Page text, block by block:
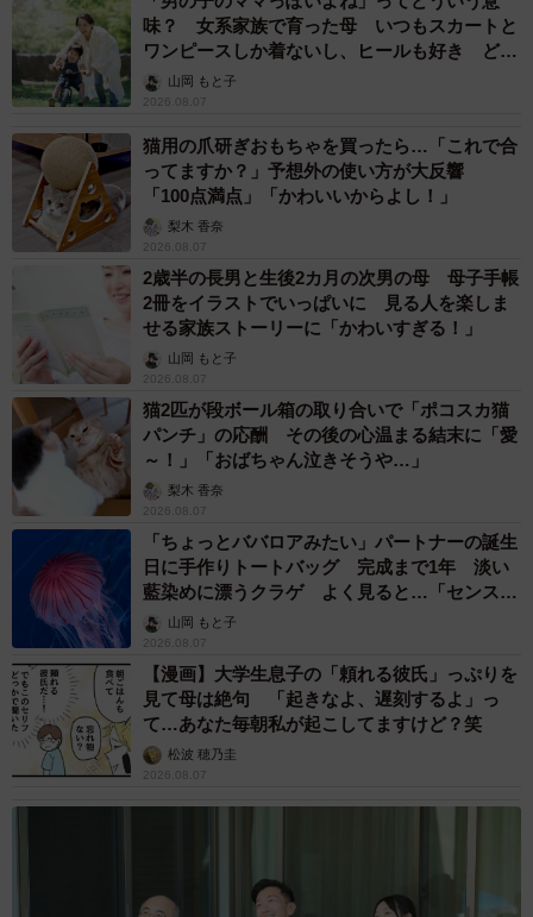
味？ 女系家族で育った母 いつもスカートと
ワンピースしか着ないし、ヒールも好き どの
へんが…
山岡 もと子
2026.08.07
猫用の爪研ぎおもちゃを買ったら…「これで合
ってますか？」予想外の使い方が大反響
「100点満点」「かわいいからよし！」
梨木 香奈
2026.08.07
2歳半の長男と生後2カ月の次男の母 母子手帳
2冊をイラストでいっぱいに 見る人を楽しま
せる家族ストーリーに「かわいすぎる！」
山岡 もと子
2026.08.07
猫2匹が段ボール箱の取り合いで「ポコスカ猫
パンチ」の応酬 その後の心温まる結末に「愛
～！」「おばちゃん泣きそうや…」
梨木 香奈
2026.08.07
「ちょっとババロアみたい」パートナーの誕生
日に手作りトートバッグ 完成まで1年 淡い
藍染めに漂うクラゲ よく見ると…「センスす
ごい」山岡 もと子
2026.08.07
【漫画】大学生息子の「頼れる彼氏」っぷりを
見て母は絶句 「起きなよ、遅刻するよ」っ
て…あなた毎朝私が起こしてますけど？笑
松波 穂乃圭
2026.08.07